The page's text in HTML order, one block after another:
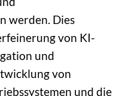
werden. Dies
von KI-
und
von
und die